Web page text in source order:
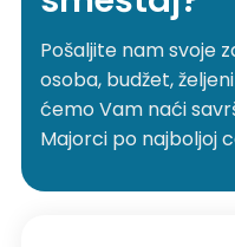
Pošaljite nam svoje
osoba, budžet,
ćemo Vam naći
Majorci po najboljoj